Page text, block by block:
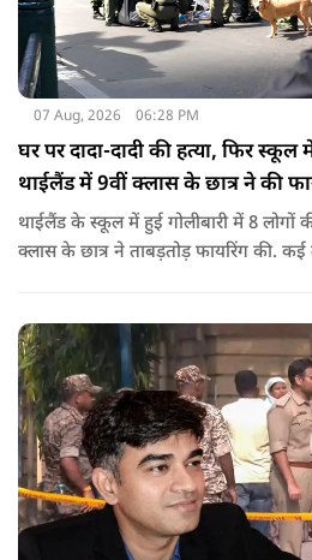
07 Aug, 2026 06:28 PM
घर पर दादा-दादी की हत्या, फिर
थाईलैंड में 9वीं क्लास के छात्र ने की
थाईलैंड के स्कूल में हुई गोलीबारी में 8 लोगों
क्लास के छात्र ने ताबड़तोड़ फायरिंग की. कई